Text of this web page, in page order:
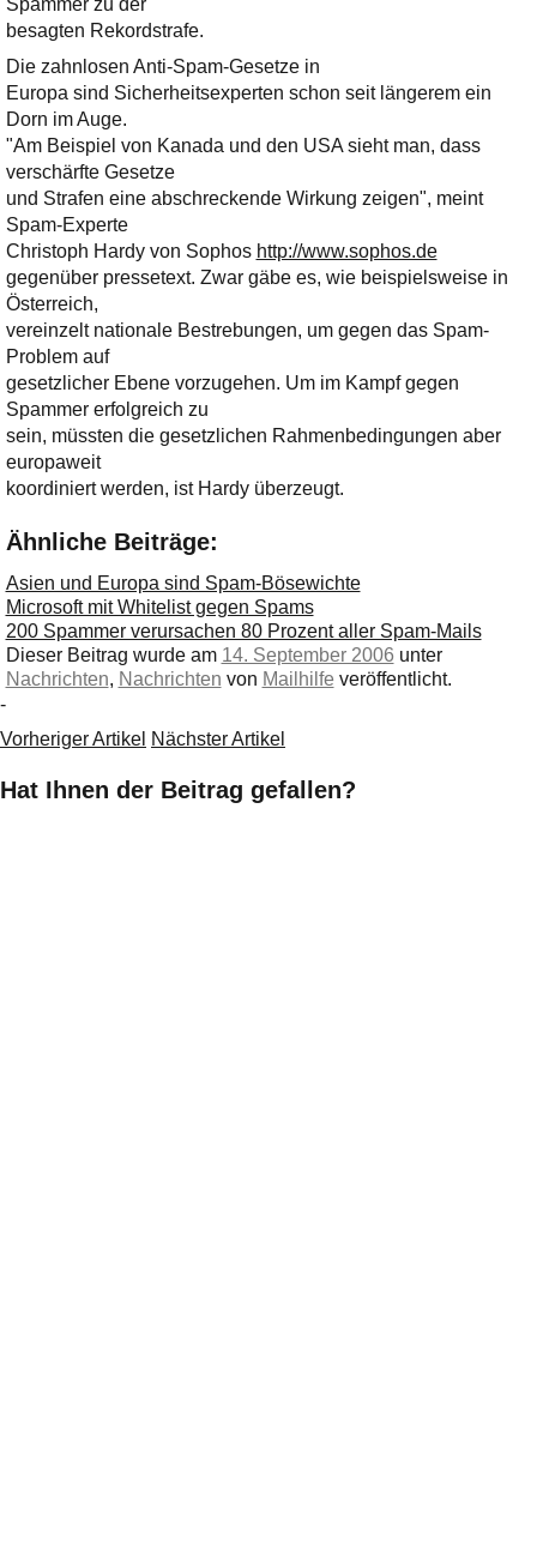
Spammer zu der
besagten Rekordstrafe.
Die zahnlosen Anti-Spam-Gesetze in
Europa sind Sicherheitsexperten schon seit längerem ein
Dorn im Auge.
"Am Beispiel von Kanada und den USA sieht man, dass
verschärfte Gesetze
und Strafen eine abschreckende Wirkung zeigen", meint
Spam-Experte
Christoph Hardy von Sophos http://www.sophos.de
gegenüber pressetext. Zwar gäbe es, wie beispielsweise in
Österreich,
vereinzelt nationale Bestrebungen, um gegen das Spam-
Problem auf
gesetzlicher Ebene vorzugehen. Um im Kampf gegen
Spammer erfolgreich zu
sein, müssten die gesetzlichen Rahmenbedingungen aber
europaweit
koordiniert werden, ist Hardy überzeugt.
Ähnliche Beiträge:
Asien und Europa sind Spam-Bösewichte
Microsoft mit Whitelist gegen Spams
200 Spammer verursachen 80 Prozent aller Spam-Mails
Dieser Beitrag wurde am 14. September 2006 unter
Nachrichten, Nachrichten von Mailhilfe veröffentlicht.
-
Vorheriger Artikel Nächster Artikel
Hat Ihnen der Beitrag gefallen?